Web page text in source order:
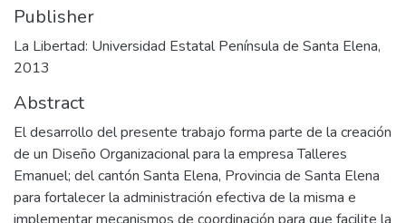
Publisher
La Libertad: Universidad Estatal Península de Santa Elena,
2013
Abstract
El desarrollo del presente trabajo forma parte de la creación
de un Diseño Organizacional para la empresa Talleres
Emanuel; del cantón Santa Elena, Provincia de Santa Elena
para fortalecer la administración efectiva de la misma e